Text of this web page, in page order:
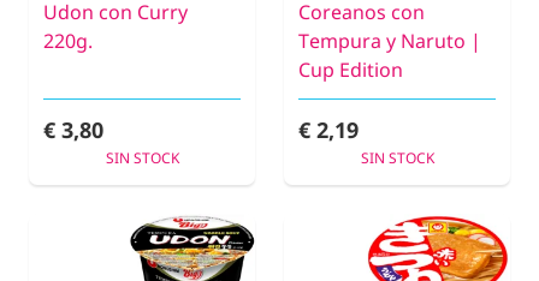
Udon con Curry
220g.
€ 3,80
SIN STOCK
Coreanos con
Tempura y Naruto |
Cup Edition
€ 2,19
SIN STOCK